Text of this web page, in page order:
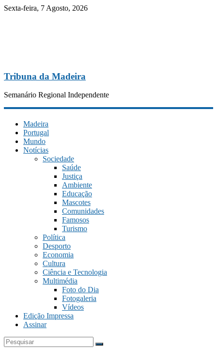
Sexta-feira, 7 Agosto, 2026
Tribuna da Madeira
Semanário Regional Independente
Madeira
Portugal
Mundo
Notícias
Sociedade
Saúde
Justiça
Ambiente
Educação
Mascotes
Comunidades
Famosos
Turismo
Política
Desporto
Economia
Cultura
Ciência e Tecnologia
Multimédia
Foto do Dia
Fotogaleria
Vídeos
Edição Impressa
Assinar